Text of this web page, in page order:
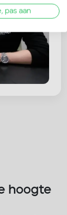
hoogte
pas aan